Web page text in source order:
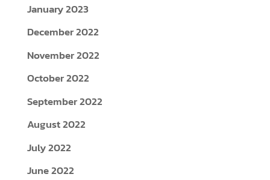
January 2023
December 2022
November 2022
October 2022
September 2022
August 2022
July 2022
June 2022